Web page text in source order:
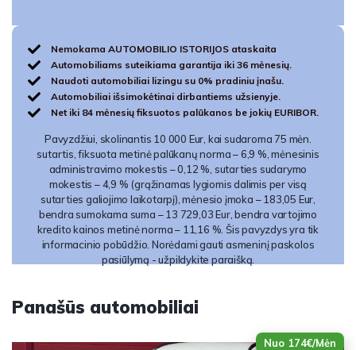
Nemokama AUTOMOBILIO ISTORIJOS ataskaita
Automobiliams suteikiama garantija iki 36 mėnesių.
Naudoti automobiliai lizingu su 0% pradiniu įnašu.
Automobiliai išsimokėtinai dirbantiems užsienyje.
Net iki 84 mėnesių fiksuotos palūkanos be jokių EURIBOR.
Pavyzdžiui, skolinantis 10 000 Eur, kai sudaroma 75 mėn.
sutartis, fiksuota metinė palūkanų norma – 6,9 %, mėnesinis
administravimo mokestis – 0,12 %, sutarties sudarymo
mokestis – 4,9 % (grąžinamas lygiomis dalimis per visą
sutarties galiojimo laikotarpį), mėnesio įmoka – 183,05 Eur,
bendra sumokama suma – 13 729,03 Eur, bendra vartojimo
kredito kainos metinė norma – 11,16 %. Šis pavyzdys yra tik
informacinio pobūdžio. Norėdami gauti asmeninį paskolos
pasiūlymą - užpildykite paraišką.
Panašūs automobiliai
Nuo 174€/Mėn